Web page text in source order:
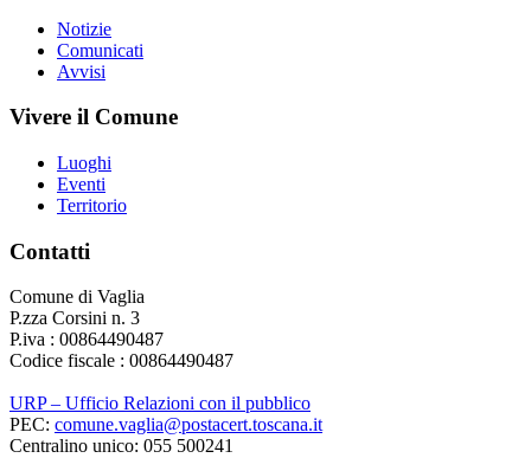
Notizie
Comunicati
Avvisi
Vivere il Comune
Luoghi
Eventi
Territorio
Contatti
Comune di Vaglia
P.zza Corsini n. 3
P.iva : 00864490487
Codice fiscale : 00864490487
URP – Ufficio Relazioni con il pubblico
PEC: comune.vaglia@postacert.toscana.it
Centralino unico: 055 500241